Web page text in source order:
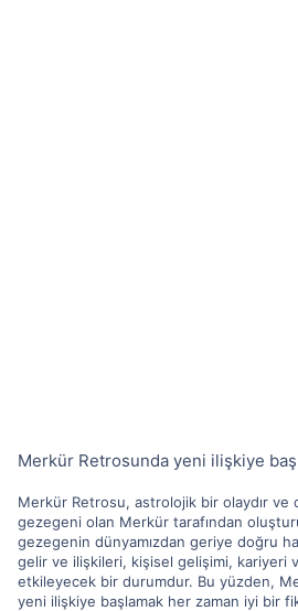
Merkür Retrosunda yeni ilişkiye
Merkür Retrosu, astrolojik bir olaydır ve
gezegeni olan Merkür tarafından
gezegenin dünyamızdan geriye doğru
gelir ve ilişkileri, kişisel gelişimi, kariyeri
etkileyecek bir durumdur. Bu yüzden,
yeni ilişkiye başlamak her zaman iyi bir